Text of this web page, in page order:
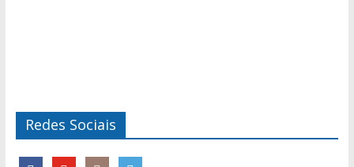
Redes Sociais